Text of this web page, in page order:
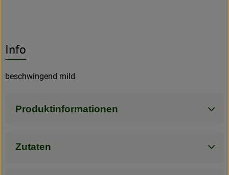
Info
beschwingend mild
Produktinformationen
Zutaten